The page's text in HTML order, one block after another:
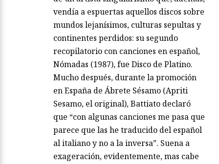
vendía a espuertas aquellos discos sobre
mundos lejanísimos, culturas sepultas y
continentes perdidos: su segundo
recopilatorio con canciones en español,
Nómadas (1987), fue Disco de Platino.
Mucho después, durante la promoción
en España de Ábrete Sésamo (Apriti
Sesamo, el original), Battiato declaró
que “con algunas canciones me pasa que
parece que las he traducido del español
al italiano y no a la inversa”. Suena a
exageración, evidentemente, mas cabe